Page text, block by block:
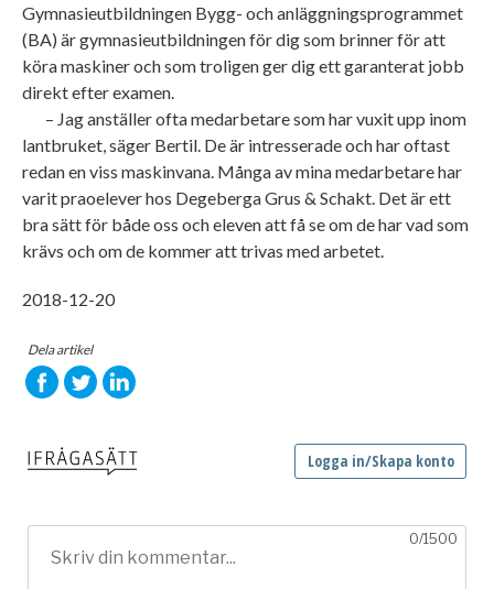
Gymnasieutbildningen Bygg- och anläggningsprogrammet
(BA) är gymnasieutbildningen för dig som brinner för att
köra maskiner och som troligen ger dig ett garanterat jobb
direkt efter examen.
– Jag anställer ofta medarbetare som har vuxit upp inom
lantbruket, säger Bertil. De är intresserade och har oftast
redan en viss maskinvana. Många av mina medarbetare har
varit praoelever hos Degeberga Grus & Schakt. Det är ett
bra sätt för både oss och eleven att få se om de har vad som
krävs och om de kommer att trivas med arbetet.
2018-12-20
Dela artikel